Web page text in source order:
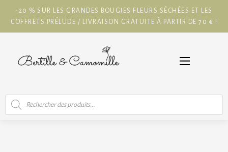
-20 % SUR LES GRANDES BOUGIES FLEURS SÉCHÉES ET LES
COFFRETS PRÉLUDE / LIVRAISON GRATUITE À PARTIR DE 70 € !
Recherche
de
produits